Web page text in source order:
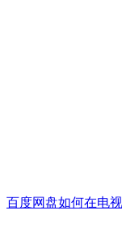
百度网盘如何在电